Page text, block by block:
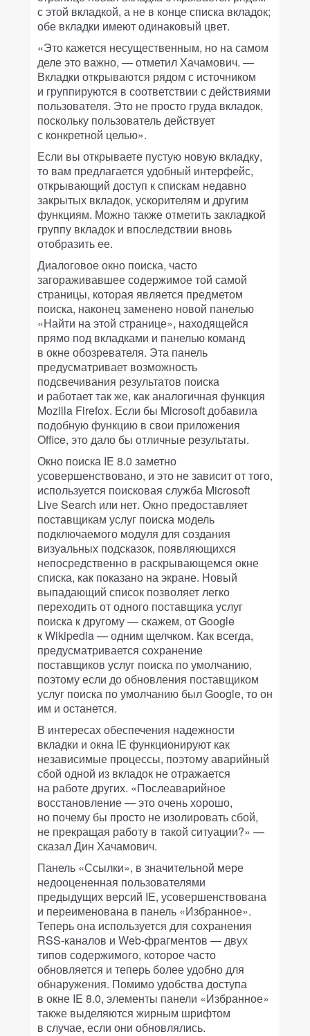
с этой вкладкой, а не в конце списка вкладок;
обе вкладки имеют одинаковый цвет.
«Это кажется несущественным, но на самом
деле это важно, — отметил Хачамович. —
Вкладки открываются рядом с источником
и группируются в соответствии с действиями
пользователя. Это не просто груда вкладок,
поскольку пользователь действует
с конкретной целью».
Если вы открываете пустую новую вкладку,
то вам предлагается удобный интерфейс,
открывающий доступ к спискам недавно
закрытых вкладок, ускорителям и другим
функциям. Можно также отметить закладкой
группу вкладок и впоследствии вновь
отобразить ее.
Диалоговое окно поиска, часто
загораживавшее содержимое той самой
страницы, которая является предметом
поиска, наконец заменено новой панелью
«Найти на этой странице», находящейся
прямо под вкладками и панелью команд
в окне обозревателя. Эта панель
предусматривает возможность
подсвечивания результатов поиска
и работает так же, как аналогичная функция
Mozilla Firefox. Если бы Microsoft добавила
подобную функцию в свои приложения
Office, это дало бы отличные результаты.
Окно поиска IE 8.0 заметно
усовершенствовано, и это не зависит от того,
используется поисковая служба Microsoft
Live Search или нет. Окно предоставляет
поставщикам услуг поиска модель
подключаемого модуля для создания
визуальных подсказок, появляющихся
непосредственно в раскрывающемся окне
списка, как показано на экране. Новый
выпадающий список позволяет легко
переходить от одного поставщика услуг
поиска к другому — скажем, от Google
к Wikipedia — одним щелчком. Как всегда,
предусматривается сохранение
поставщиков услуг поиска по умолчанию,
поэтому если до обновления поставщиком
услуг поиска по умолчанию был Google, то он
им и останется.
В интересах обеспечения надежности
вкладки и окна IE функционируют как
независимые процессы, поэтому аварийный
сбой одной из вкладок не отражается
на работе других. «Послеаварийное
восстановление — это очень хорошо,
но почему бы просто не изолировать сбой,
не прекращая работу в такой ситуации?» —
сказал Дин Хачамович.
Панель «Ссылки», в значительной мере
недооцененная пользователями
предыдущих версий IE, усовершенствована
и переименована в панель «Избранное».
Теперь она используется для сохранения
RSS-каналов и Web-фрагментов — двух
типов содержимого, которое часто
обновляется и теперь более удобно для
обнаружения. Помимо удобства доступа
в окне IE 8.0, элементы панели «Избранное»
также выделяются жирным шрифтом
в случае, если они обновлялись.